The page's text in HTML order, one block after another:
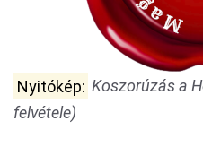
Nyitókép: Koszorúzás a
felvétele)